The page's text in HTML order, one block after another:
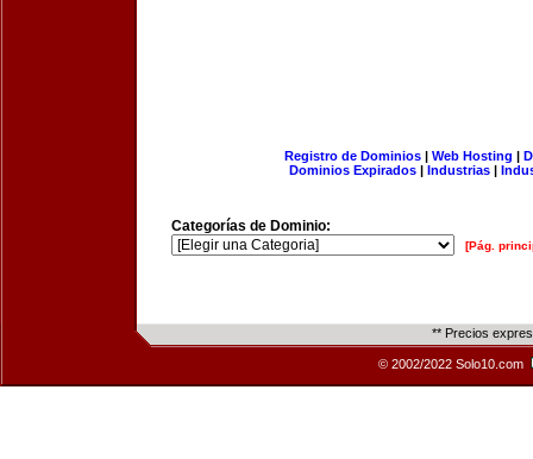
Registro de Dominios| Web Hosting |
Dominios Expirados | Industrias |
Categorías de Dominio:
[Pág.
** Precios
© 2002/2022 Solo10.com